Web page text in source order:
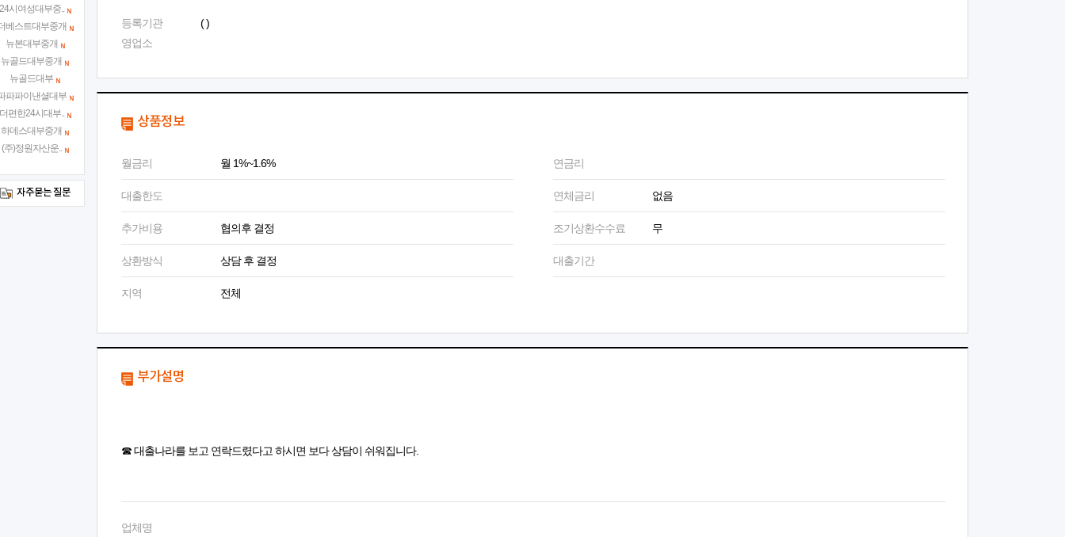
등록기관
( )
영업소
상품정보
월금리 월 1%~1.6% 연금리
대출한도 연체금리 없음
추가비용 협의후 결정 조기상환수수료 무
상환방식 상담 후 결정 대출기간
지역 전체
부가설명
☎ 대출나라를 보고 연락드렸다고 하시면 보다 상담이 쉬워집니다.
업체명
시여성대부중..
베스트대부중개
뉴본대부중개
뉴골드대부중개
뉴골드대부
파파이낸셜대부
편한24시대부..
하데스대부중개
(주)정원자산운..
자주묻는 질문